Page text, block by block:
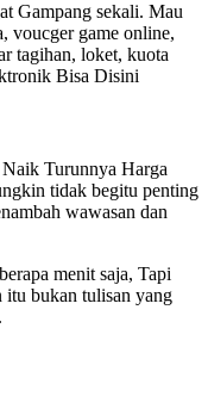
Gampang sekali. Mau
voucger game online,
tagihan, loket, kuota
Bisa Disini
Turunnya Harga
tidak begitu penting
wawasan dan
menit saja, Tapi
itu bukan tulisan yang